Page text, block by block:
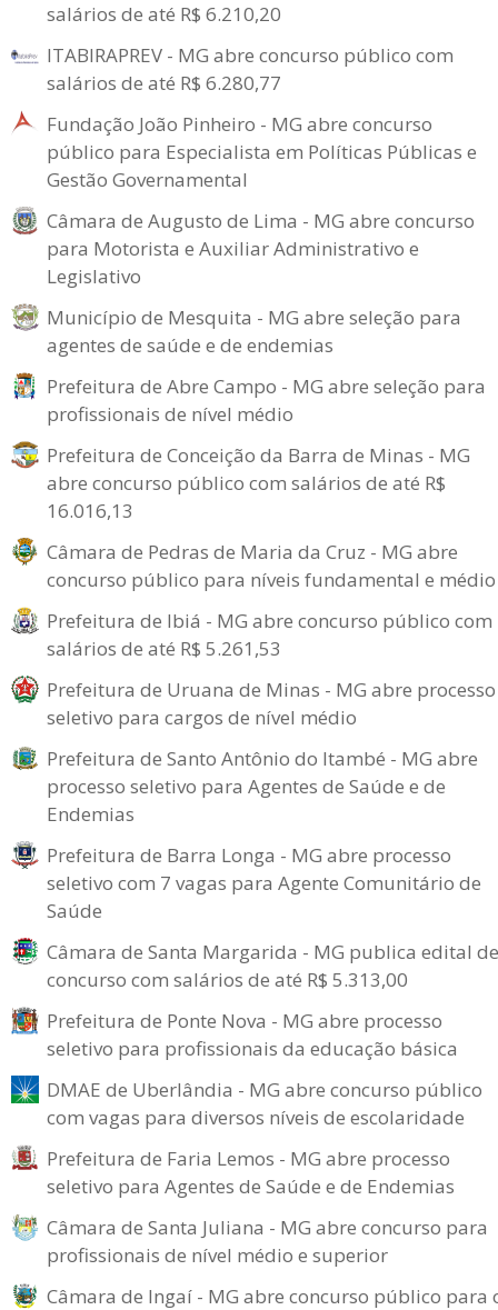
salários de até R$ 6.210,20
ITABIRAPREV - MG abre concurso público com
salários de até R$ 6.280,77
Fundação João Pinheiro - MG abre concurso
público para Especialista em Políticas Públicas e
Gestão Governamental
Câmara de Augusto de Lima - MG abre concurso
para Motorista e Auxiliar Administrativo e
Legislativo
Município de Mesquita - MG abre seleção para
agentes de saúde e de endemias
Prefeitura de Abre Campo - MG abre seleção para
profissionais de nível médio
Prefeitura de Conceição da Barra de Minas - MG
abre concurso público com salários de até R$
16.016,13
Câmara de Pedras de Maria da Cruz - MG abre
concurso público para níveis fundamental e médio
Prefeitura de Ibiá - MG abre concurso público com
salários de até R$ 5.261,53
Prefeitura de Uruana de Minas - MG abre processo
seletivo para cargos de nível médio
Prefeitura de Santo Antônio do Itambé - MG abre
processo seletivo para Agentes de Saúde e de
Endemias
Prefeitura de Barra Longa - MG abre processo
seletivo com 7 vagas para Agente Comunitário de
Saúde
Câmara de Santa Margarida - MG publica edital de
concurso com salários de até R$ 5.313,00
Prefeitura de Ponte Nova - MG abre processo
seletivo para profissionais da educação básica
DMAE de Uberlândia - MG abre concurso público
com vagas para diversos níveis de escolaridade
Prefeitura de Faria Lemos - MG abre processo
seletivo para Agentes de Saúde e de Endemias
Câmara de Santa Juliana - MG abre concurso para
profissionais de nível médio e superior
Câmara de Ingaí - MG abre concurso público para